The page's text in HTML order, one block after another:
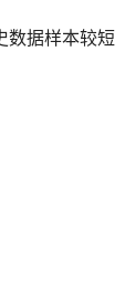
数据样本较短